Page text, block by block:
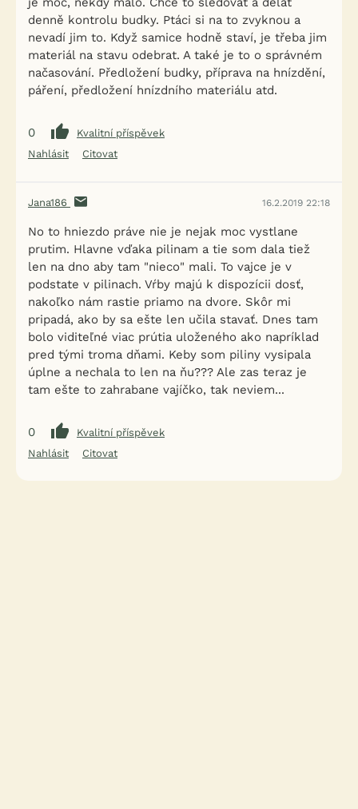
denně kontrolu budky. Ptáci si na to zvyknou a
nevadí jim to. Když samice hodně staví, je třeba jim
materiál na stavu odebrat. A také je to o správném
načasování. Předložení budky, příprava na hnízdění,
páření, předložení hnízdního materiálu atd.
0
Kvalitní příspěvek
Nahlásit
Citovat
Jana186 16.2.2019 22:18
No to hniezdo práve nie je nejak moc vystlane
prutim. Hlavne vďaka pilinam a tie som dala tiež
len na dno aby tam "nieco" mali. To vajce je v
podstate v pilinach. Vŕby majú k dispozícii dosť,
nakoľko nám rastie priamo na dvore. Skôr mi
pripadá, ako by sa ešte len učila stavať. Dnes tam
bolo viditeľné viac prútia uloženého ako napríklad
pred tými troma dňami. Keby som piliny vysipala
úplne a nechala to len na ňu??? Ale zas teraz je
tam ešte to zahrabane vajíčko, tak neviem...
0
Kvalitní příspěvek
Nahlásit
Citovat